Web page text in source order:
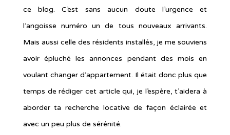
ce blog. C’est sans aucun doute l’urgence et
l’angoisse numéro un de tous nouveaux arrivants.
Mais aussi celle des résidents installés, je me souviens
avoir épluché les annonces pendant des mois en
voulant changer d’appartement. Il était donc plus que
temps de rédiger cet article qui, je l’espère, t’aidera à
aborder ta recherche locative de façon éclairée et
avec un peu plus de sérénité.